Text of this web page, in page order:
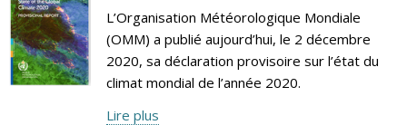
L’Organisation Météorologique Mondiale
(OMM) a publié aujourd’hui, le 2 décembre
2020, sa déclaration provisoire sur l’état du
climat mondial de l’année 2020.
Lire plus